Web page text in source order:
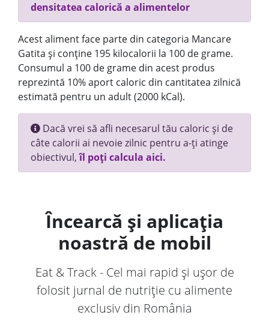
densitatea calorică a alimentelor
Acest aliment face parte din categoria Mancare
Gatita și conține 195 kilocalorii la 100 de grame.
Consumul a 100 de grame din acest produs
reprezintă 10% aport caloric din cantitatea zilnică
estimată pentru un adult (2000 kCal).
Dacă vrei să afli necesarul tău caloric și de
câte calorii ai nevoie zilnic pentru a-ți atinge
obiectivul,îl poți calcula aici.
Încearcă și aplicația
noastră de mobil
Eat & Track - Cel mai rapid și ușor de
folosit jurnal de nutriție cu alimente
exclusiv din România